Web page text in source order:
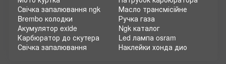
Свічка запалювання ngk
Brembo колодки
Акумулятор exide
Карбюратор до скутера
Свічка запалювання
Масло трансмісійне
Ручка газа
Ngk каталог
Led лампа osram
Наклейки хонда дио